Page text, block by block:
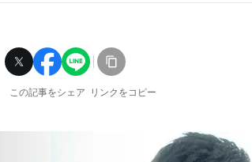
この記事をシェア リンクをコピー